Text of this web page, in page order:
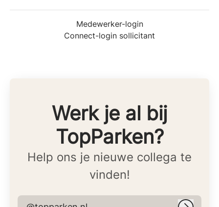
Medewerker-login
Connect-login sollicitant
Werk je al bij
TopParken?
Help ons je nieuwe collega te
vinden!